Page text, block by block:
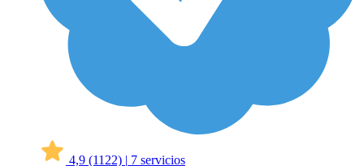
4,9 (1122) | 7 servicios